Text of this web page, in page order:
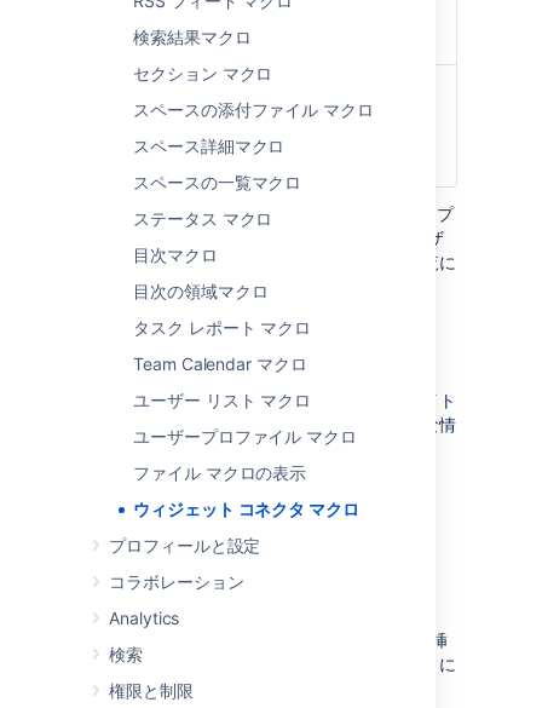
検索結果マクロ
セクション マクロ
スペースの添付ファイル マクロ
スペース詳細マクロ
スペースの一覧マクロ
ステータス マクロ
目次マクロ
目次の領域マクロ
タスク レポート マクロ
Team Calendar マクロ
ユーザー リスト マクロ
ユーザープロファイル マクロ
ファイル マクロの表示
ウィジェット コネクタ マクロ
プロフィールと設定
コラボレーション
Analytics
検索
権限と制限
(height)
ピクセル
幅 (値の
ピクセル単位で示されるディス
プレイの幅。
Confluence の保存形式または wiki マークアップ
で使用されるパラメーター名がマクロ ブラウザ
で使用されるラベルと異なる場合、以下の一覧に
括弧付きで表示されます (
サイトはそれぞれ少しずつ異なるため、各サイト
のコンテンツをページに埋め込むために必要な情
報をまとめました。
YouTube
YouTube の動画を埋め込む最も手軽な方法は、
エディタに URL を貼り付けることです。
Confluence がリンクを自動変換し、マクロを挿
入します。自動変換は YouTube の URL の長さに
かかわらず動作します。